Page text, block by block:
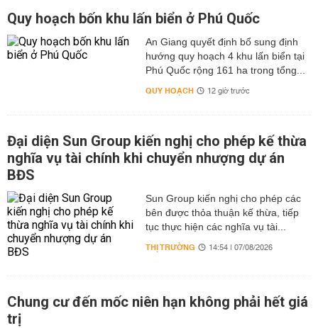
Quy hoạch bốn khu lấn biển ở Phú Quốc
An Giang quyết định bổ sung định
hướng quy hoạch 4 khu lấn biển tại
Phú Quốc rộng 161 ha trong tổng...
QUY HOẠCH 12 giờ trước
Đại diện Sun Group kiến nghị cho phép kế thừa
nghĩa vụ tài chính khi chuyển nhượng dự án
BĐS
Sun Group kiến nghị cho phép các
bên được thỏa thuận kế thừa, tiếp
tục thực hiện các nghĩa vụ tài...
THỊ TRƯỜNG 14:54 | 07/08/2026
Chung cư đến mốc niên hạn không phải hết giá
trị